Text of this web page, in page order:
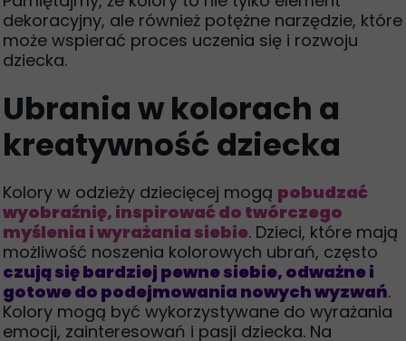
dekoracyjny, ale również potężne narzędzie, które
może wspierać proces uczenia się i rozwoju
dziecka.
Ubrania w kolorach a
kreatywność dziecka
Kolory w odzieży dziecięcej mogą pobudzać
wyobraźnię, inspirować do twórczego
myślenia i wyrażania siebie. Dzieci, które mają
możliwość noszenia kolorowych ubrań, często
czują się bardziej pewne siebie, odważne i
gotowe do podejmowania nowych wyzwań.
Kolory mogą być wykorzystywane do wyrażania
emocji, zainteresowań i pasji dziecka. Na